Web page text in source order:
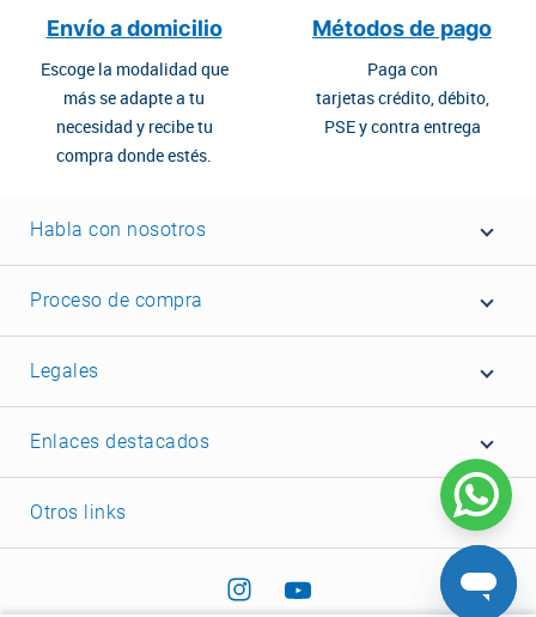
Envío a domicilio
Escoge la modalidad que
más se adapte a tu
necesidad y recibe tu
compra donde estés.
Métodos de pago
Paga con
tarjetas crédito, débito,
PSE y contra entrega
Habla con nosotros
Proceso de compra
Legales
Enlaces destacados
Otros links